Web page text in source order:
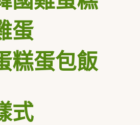
蛋
糕蛋包飯
式